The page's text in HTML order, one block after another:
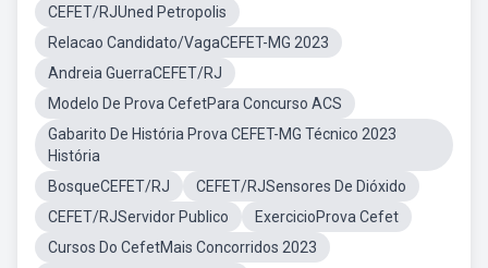
CEFET/RJUned Petropolis
Relacao Candidato/VagaCEFET-MG 2023
Andreia GuerraCEFET/RJ
Modelo De Prova CefetPara Concurso ACS
Gabarito De História Prova CEFET-MG Técnico 2023
História
BosqueCEFET/RJ
CEFET/RJSensores De Dióxido
CEFET/RJServidor Publico
ExercicioProva Cefet
Cursos Do CefetMais Concorridos 2023